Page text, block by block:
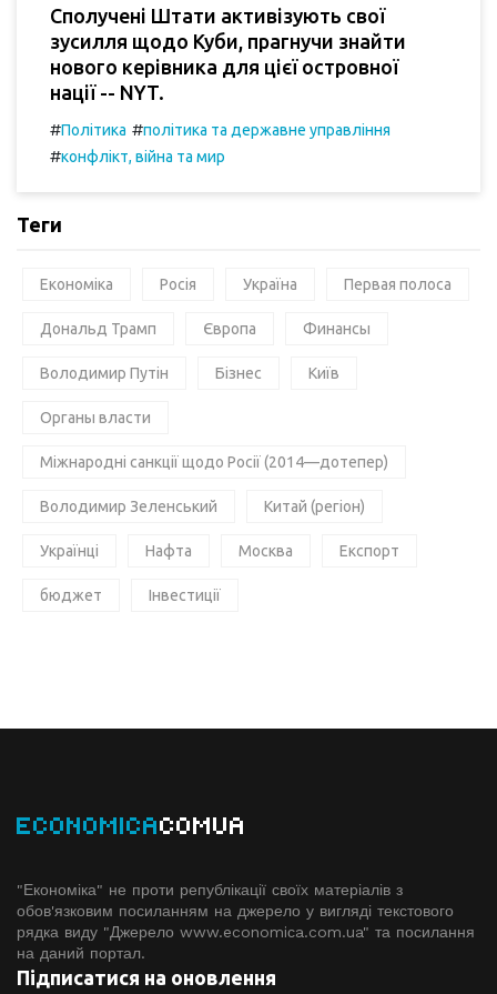
Сполучені Штати активізують свої
зусилля щодо Куби, прагнучи знайти
нового керівника для цієї островної
нації -- NYT.
#Політика #політика та державне управління
#конфлікт, війна та мир
Теги
Економіка Росія Україна Первая полоса
Дональд Трамп Європа Финансы
Володимир Путін Бізнес Київ
Органы власти
Міжнародні санкції щодо Росії (2014—дотепер)
Володимир Зеленський Китай (регіон)
Українці Нафта Москва Експорт
бюджет Інвестиції
ECONOMICACOMUA
"Економіка" не проти републікації своїх матеріалів з
обов'язковим посиланням на джерело у вигляді текстового
рядка виду "Джерело www.economiсa.com.ua" та посилання
на даний портал.
Підписатися на оновлення